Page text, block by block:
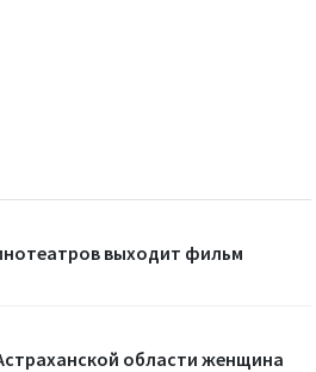
выходит фильм
области женщина